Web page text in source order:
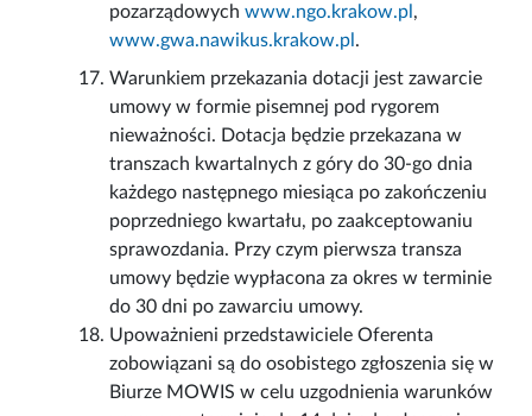
pozarządowychwww.ngo.krakow.pl ,
www.gwa.nawikus.krakow.pl .
Warunkiem przekazania dotacji jest zawarcie
umowy w formie pisemnej pod rygorem
nieważności. Dotacja będzie przekazana w
transzach kwartalnych z góry do 30-go dnia
każdego następnego miesiąca po zakończeniu
poprzedniego kwartału, po zaakceptowaniu
sprawozdania. Przy czym pierwsza transza
umowy będzie wypłacona za okres w terminie
do 30 dni po zawarciu umowy.
Upoważnieni przedstawiciele Oferenta
zobowiązani są do osobistego zgłoszenia się w
Biurze MOWIS w celu uzgodnienia warunków